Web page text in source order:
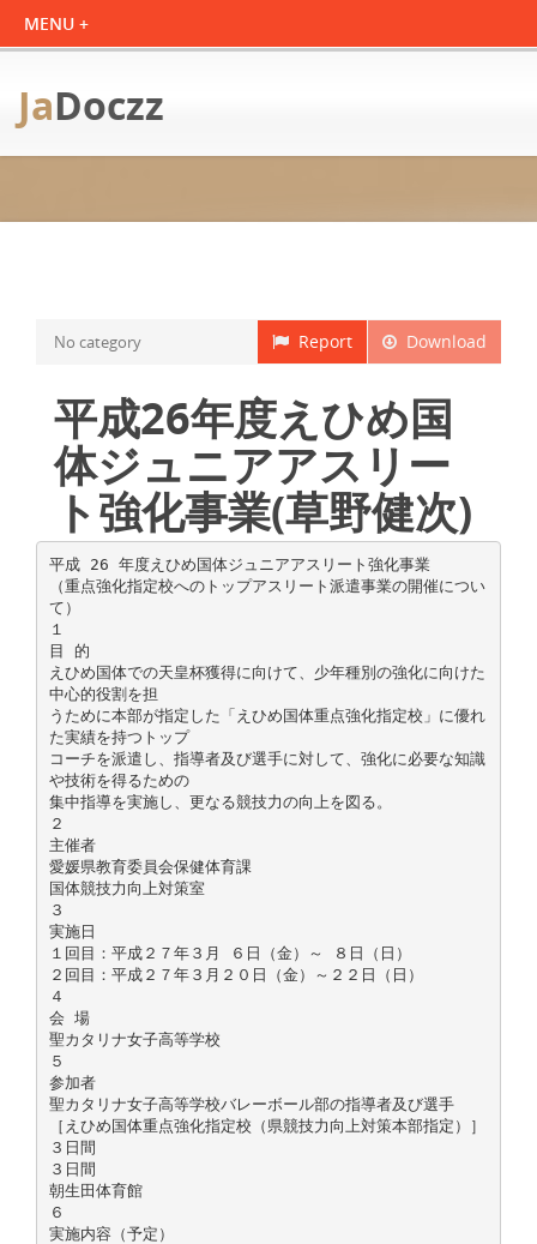
JaDoczz
Download
Report
No category
平成26年度えひめ国
体ジュニアアスリー
ト強化事業(草野健次)
平成 26 年度えひめ国体ジュニアアスリート強化事業
（重点強化指定校へのトップアスリート派遣事業の開催につい
て）
１
目 的
えひめ国体での天皇杯獲得に向けて、少年種別の強化に向けた
中心的役割を担
うために本部が指定した「えひめ国体重点強化指定校」に優れ
た実績を持つトップ
コーチを派遣し、指導者及び選手に対して、強化に必要な知識
や技術を得るための
集中指導を実施し、更なる競技力の向上を図る。
２
主催者
愛媛県教育委員会保健体育課
国体競技力向上対策室
３
実施日
１回目：平成２７年３月 ６日（金）～ ８日（日）
２回目：平成２７年３月２０日（金）～２２日（日）
４
会 場
聖カタリナ女子高等学校
５
参加者
聖カタリナ女子高等学校バレーボール部の指導者及び選手
［えひめ国体重点強化指定校（県競技力向上対策本部指定）］
３日間
３日間
朝生田体育館
６
実施内容（予定）